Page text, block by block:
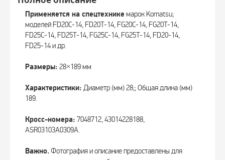
Применяется на спецтехнике марок Komatsu;
моделей FD20C-14, FD20T-14, FG20C-14, FG20T-14,
FD25C-14, FD25T-14, FG25C-14, FG25T-14, FD20-14,
FD25-14 и др.
Размеры: 28×189 мм
Характеристики: Диаметр (мм) 28;; Общая длина (мм)
189.
Кросс-номера: 7048712, 43014228188,
ASR03103A0309A.
Важно.Фотография и описание предоставлены для